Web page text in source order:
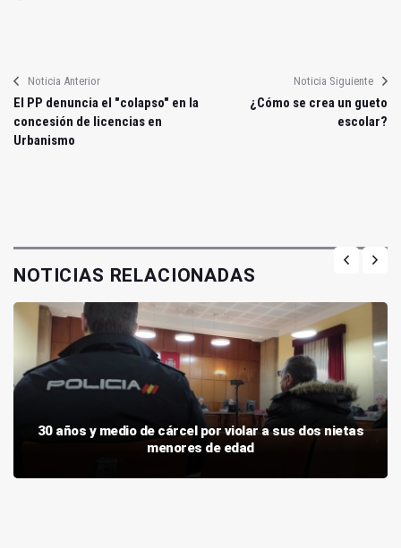
Noticia Anterior
El PP denuncia el "colapso" en la
concesión de licencias en
Urbanismo
Noticia Siguiente
¿Cómo se crea un gueto
escolar?
NOTICIAS RELACIONADAS
30 años y medio de cárcel por violar a sus dos nietas
menores de edad